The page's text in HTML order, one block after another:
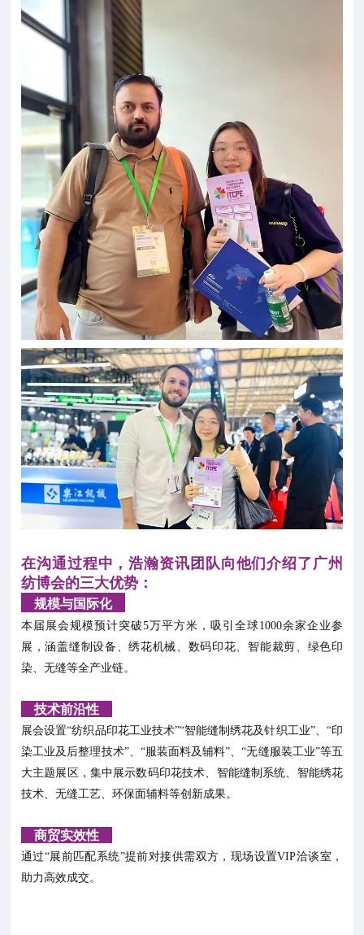
在沟通过程中，浩瀚资讯团队向他们介绍了广州
纺博会的三大优势：
规模与国际化
本届展会规模预计突破5万平方米，吸引全球1000余家企业参
展，涵盖缝制设备、绣花机械、数码印花、智能裁剪、绿色印
染、无缝等全产业链。
技术前沿性
展会设置“纺织品印花工业技术”“智能缝制绣花及针织工业”、“印
染工业及后整理技术”、“服装面料及辅料”、“无缝服装工业”等五
大主题展区，集中展示数码印花技术、智能缝制系统、智能绣花
技术、无缝工艺、环保面辅料等创新成果。
商贸实效性
通过“展前匹配系统”提前对接供需双方，现场设置VIP洽谈室，
助力高效成交。